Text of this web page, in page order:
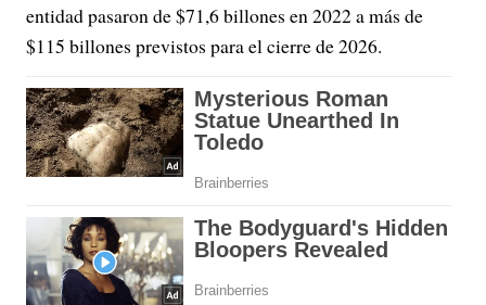
entidad pasaron de $71,6 billones en 2022 a más de
$115 billones previstos para el cierre de 2026.